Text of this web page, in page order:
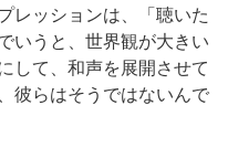
レッションは、「聴いた
いうと、世界観が大きい
して、和声を展開させて
彼らはそうではないんで